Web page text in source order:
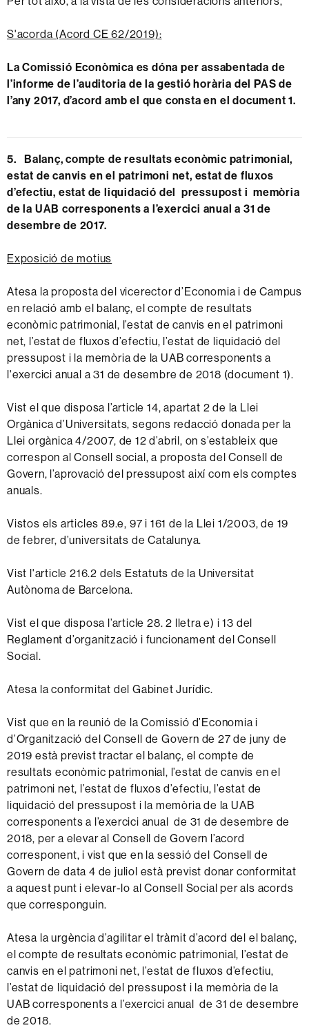
S'acorda (Acord CE 62/2019):
La Comissió Econòmica es dóna per assabentada de
l’informe de l’auditoria de la gestió horària del PAS de
l’any 2017, d’acord amb el que consta en el document 1.
5. Balanç, compte de resultats econòmic patrimonial,
estat de canvis en el patrimoni net, estat de fluxos
d’efectiu, estat de liquidació del pressupost i memòria
de la UAB corresponents a l’exercici anual a 31 de
desembre de 2017.
Exposició de motius
Atesa la proposta del vicerector d’Economia i de Campus
en relació amb el balanç, el compte de resultats
econòmic patrimonial, l’estat de canvis en el patrimoni
net, l’estat de fluxos d’efectiu, l’estat de liquidació del
pressupost i la memòria de la UAB corresponents a
l'exercici anual a 31 de desembre de 2018 (document 1).
Vist el que disposa l’article 14, apartat 2 de la Llei
Orgànica d’Universitats, segons redacció donada per la
Llei orgànica 4/2007, de 12 d’abril, on s’estableix que
correspon al Consell social, a proposta del Consell de
Govern, l’aprovació del pressupost així com els comptes
anuals.
Vistos els articles 89.e, 97 i 161 de la Llei 1/2003, de 19
de febrer, d’universitats de Catalunya.
Vist l'article 216.2 dels Estatuts de la Universitat
Autònoma de Barcelona.
Vist el que disposa l’article 28. 2 lletra e) i 13 del
Reglament d’organització i funcionament del Consell
Social.
Atesa la conformitat del Gabinet Jurídic.
Vist que en la reunió de la Comissió d’Economia i
d’Organització del Consell de Govern de 27 de juny de
2019 està previst tractar el balanç, el compte de
resultats econòmic patrimonial, l’estat de canvis en el
patrimoni net, l’estat de fluxos d’efectiu, l’estat de
liquidació del pressupost i la memòria de la UAB
corresponents a l’exercici anual de 31 de desembre de
2018, per a elevar al Consell de Govern l’acord
corresponent, i vist que en la sessió del Consell de
Govern de data 4 de juliol està previst donar conformitat
a aquest punt i elevar-lo al Consell Social per als acords
que corresponguin.
Atesa la urgència d’agilitar el tràmit d’acord del el balanç,
el compte de resultats econòmic patrimonial, l’estat de
canvis en el patrimoni net, l’estat de fluxos d’efectiu,
l’estat de liquidació del pressupost i la memòria de la
UAB corresponents a l’exercici anual de 31 de desembre
de 2018.